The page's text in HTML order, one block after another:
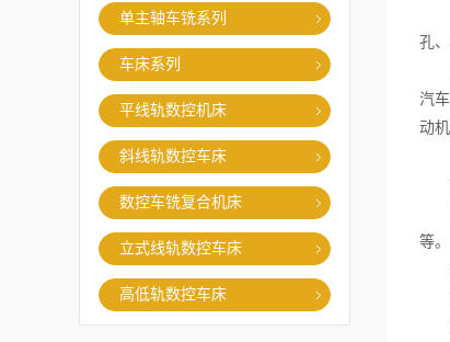
单主轴车铣系列
车床系列
平线轨数控机床
斜线轨数控车床
数控车铣复合机床
立式线轨数控车床
高低轨数控车床
随
孔
高
汽
动
1
等。
2
3
4